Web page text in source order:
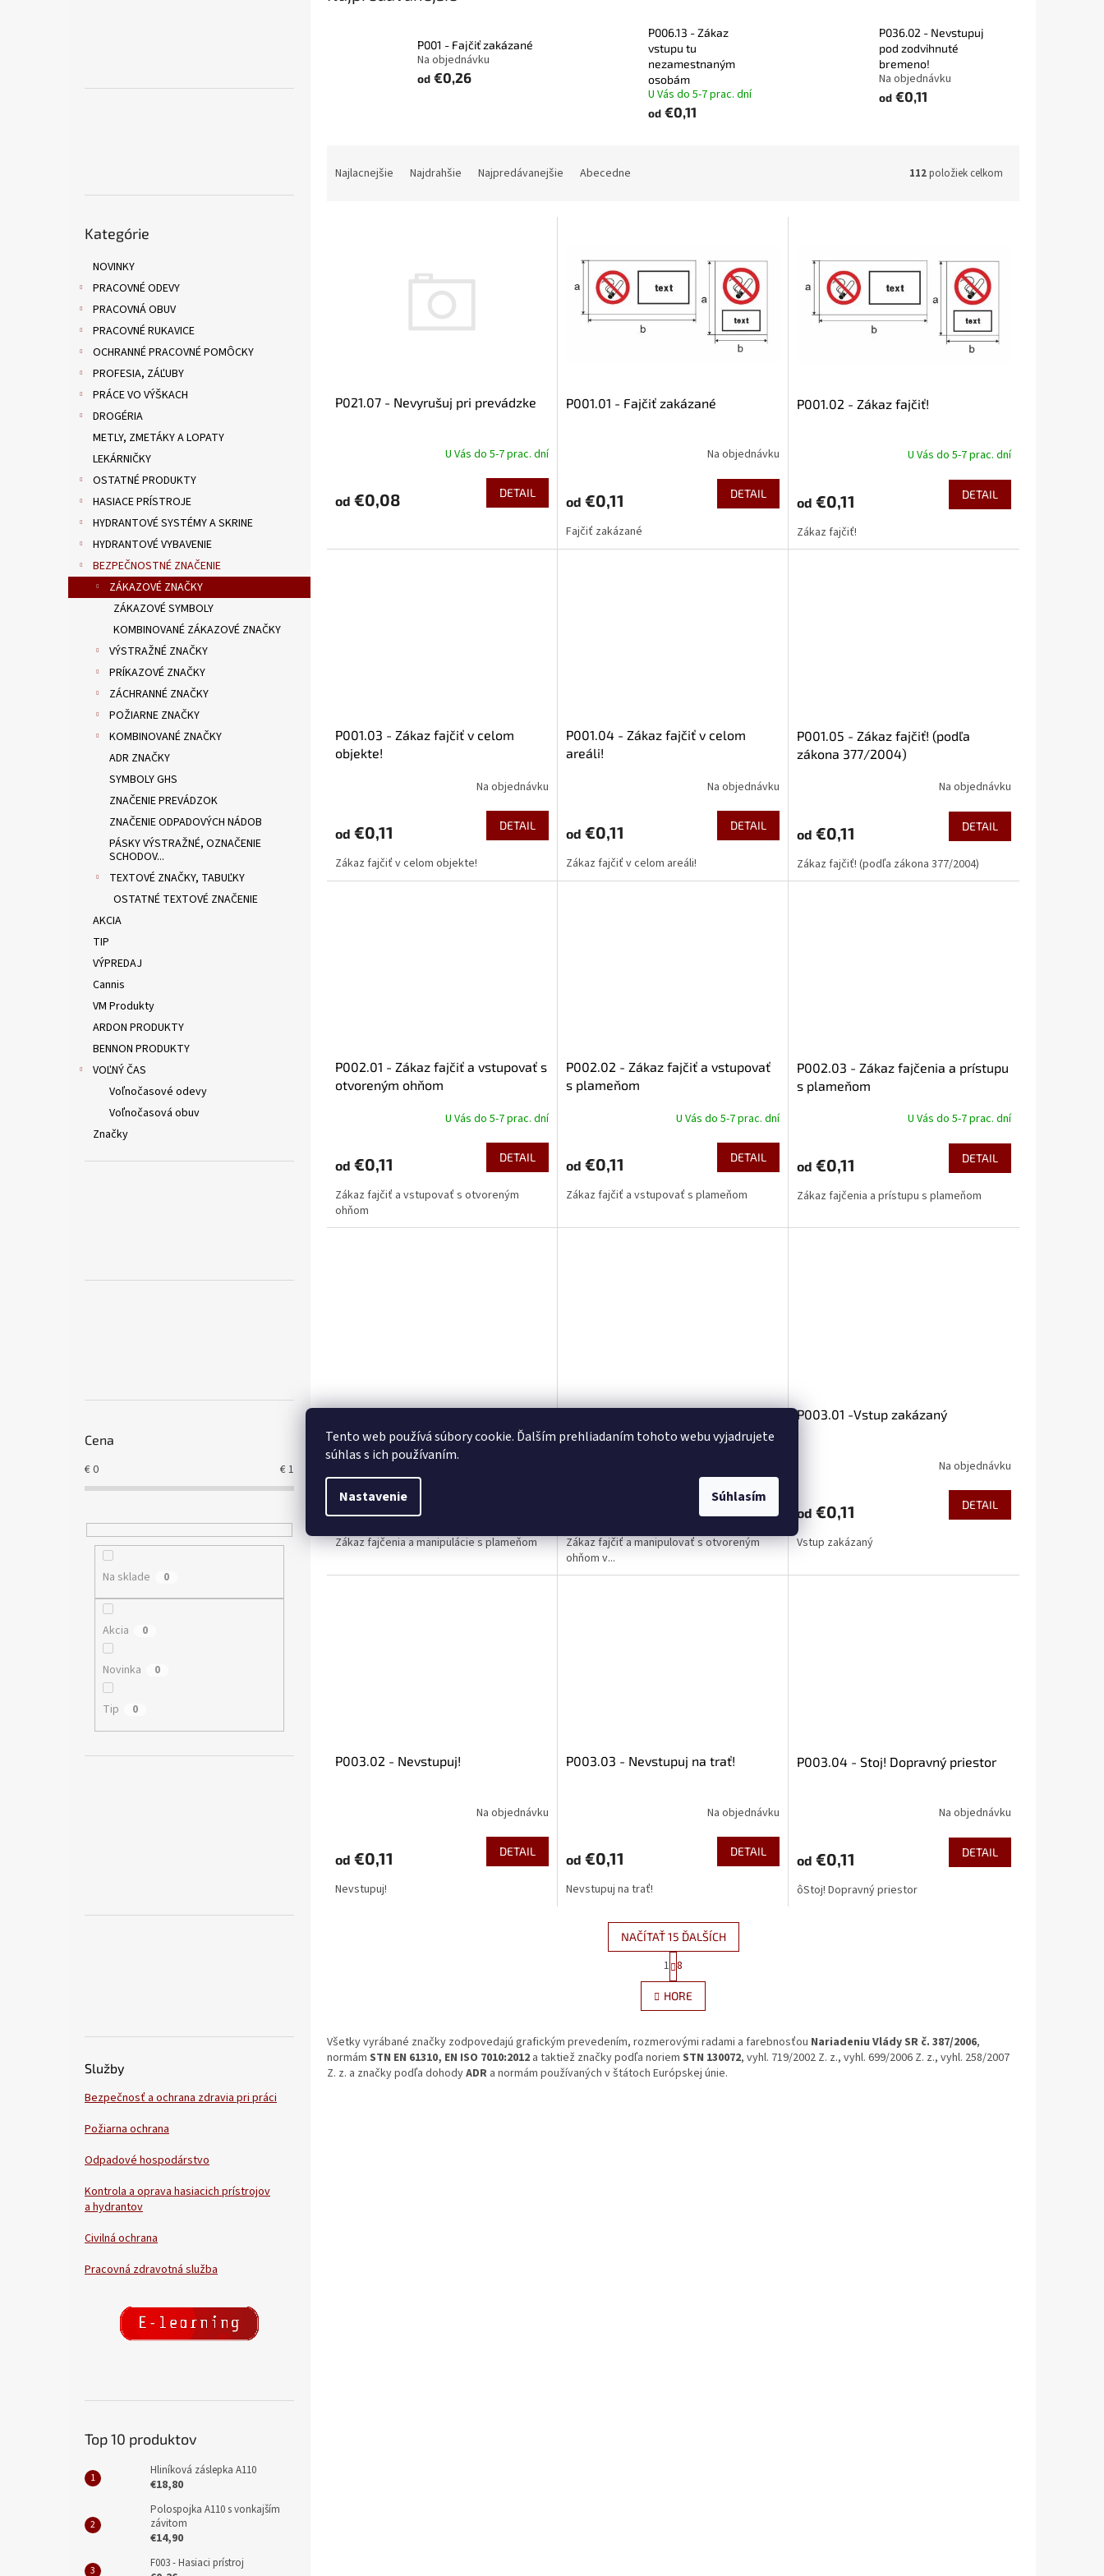
Tento web používá súbory cookie. Ďalším prehliadaním tohoto webu vyjadrujete
súhlas s ich používaním.
Nastavenie Súhlasím
kategórie
Kategórie
NOVINKY
PRACOVNÉ ODEVY
PRACOVNÁ OBUV
PRACOVNÉ RUKAVICE
OCHRANNÉ PRACOVNÉ POMÔCKY
PROFESIA, ZÁĽUBY
PRÁCE VO VÝŠKACH
DROGÉRIA
METLY, ZMETÁKY A LOPATY
LEKÁRNIČKY
OSTATNÉ PRODUKTY
HASIACE PRÍSTROJE
HYDRANTOVÉ SYSTÉMY A SKRINE
HYDRANTOVÉ VYBAVENIE
BEZPEČNOSTNÉ ZNAČENIE
ZÁKAZOVÉ ZNAČKY
ZÁKAZOVÉ SYMBOLY
KOMBINOVANÉ ZÁKAZOVÉ ZNAČKY
VÝSTRAŽNÉ ZNAČKY
PRÍKAZOVÉ ZNAČKY
ZÁCHRANNÉ ZNAČKY
POŽIARNE ZNAČKY
KOMBINOVANÉ ZNAČKY
ADR ZNAČKY
SYMBOLY GHS
ZNAČENIE PREVÁDZOK
ZNAČENIE ODPADOVÝCH NÁDOB
PÁSKY VÝSTRAŽNÉ, OZNAČENIE
SCHODOV...
TEXTOVÉ ZNAČKY, TABUĽKY
OSTATNÉ TEXTOVÉ ZNAČENIE
AKCIA
TIP
VÝPREDAJ
Cannis
VM Produkty
ARDON PRODUKTY
BENNON PRODUKTY
VOĽNÝ ČAS
Voľnočasové odevy
Voľnočasová obuv
Značky
Cena
€0 €1
Na sklade 0
Akcia 0
Novinka 0
Tip 0
Služby
Bezpečnosť a ochrana zdravia pri práci
Požiarna ochrana
Odpadové hospodárstvo
Kontrola a oprava hasiacich prístrojov
a hydrantov
Civilná ochrana
Pracovná zdravotná služba
Top 10 produktov
Hliníková záslepka A110
€18,80
Polospojka A110 s vonkajším
závitom
€14,90
F003 - Hasiaci prístroj
P001 - Fajčiť zakázané
Na objednávku
od €0,26
P006.13 - Zákaz
vstupu tu
nezamestnaným
osobám
U Vás do 5-7 prac. dní
od€0,11
P036.02 - Nevstupuj
pod zodvihnuté
bremeno!
Na objednávku
od€0,11
Najlacnejšie Najdrahšie Najpredávanejšie Abecedne 112položiek celkom
P021.07 - Nevyrušuj pri prevádzke
U Vás do 5-7 prac. dní
od €0,08 DETAIL
P001.01 - Fajčiť zakázané
Na objednávku
od €0,11 DETAIL
Fajčiť zakázané
P001.02 - Zákaz fajčiť!
U Vás do 5-7 prac. dní
od €0,11 DETAIL
Zákaz fajčiť!
P001.03 - Zákaz fajčiť v celom
objekte!
Na objednávku
od €0,11 DETAIL
Zákaz fajčiť v celom objekte!
P001.04 - Zákaz fajčiť v celom
areáli!
Na objednávku
od €0,11 DETAIL
Zákaz fajčiť v celom areáli!
P001.05 - Zákaz fajčiť! (podľa
zákona 377/2004)
Na objednávku
od €0,11 DETAIL
Zákaz fajčiť! (podľa zákona 377/2004)
P002.01 - Zákaz fajčiť a vstupovať s
otvoreným ohňom
U Vás do 5-7 prac. dní
od €0,11 DETAIL
Zákaz fajčiť a vstupovať s otvoreným
ohňom
P002.02 - Zákaz fajčiť a vstupovať
s plameňom
U Vás do 5-7 prac. dní
od €0,11 DETAIL
Zákaz fajčiť a vstupovať s plameňom
P002.03 - Zákaz fajčenia a prístupu
s plameňom
U Vás do 5-7 prac. dní
od €0,11 DETAIL
Zákaz fajčenia a prístupu s plameňom
manipulácie s plameňom
od€0,11
Zákaz fajčenia a manipulácie s plameňom
manipulovať s otvoreným ohňom v
DETAIL
Zákaz fajčiť a manipulovať s otvoreným
ohňom v...
P003.01 -Vstup zakázaný
Na objednávku
od €0,11 DETAIL
Vstup zakázaný
P003.02 - Nevstupuj!
Na objednávku
od €0,11 DETAIL
Nevstupuj!
P003.03 - Nevstupuj na trať!
Na objednávku
od €0,11 DETAIL
Nevstupuj na trať!
P003.04 - Stoj! Dopravný priestor
Na objednávku
od €0,11 DETAIL
ôStoj! Dopravný priestor
O
v
l
a
c
i
NAČÍTAŤ 15 ĎALŠÍCH
S
t
r
á
n
o
v
a
n
1 8
HORE
Všetky vyrábané značky zodpovedajú grafickým prevedením, rozmerovými radami a farebnosťou Nariadeniu Vlády SR č. 387/2006,
normám STN EN 61310, EN ISO 7010:2012 a taktiež značky podľa noriem STN 130072, vyhl. 719/2002 Z. z., vyhl. 699/2006 Z. z., vyhl. 258/2007
Z. z. a značky podľa dohodyADR a normám používaných vštátoch Európskej únie.